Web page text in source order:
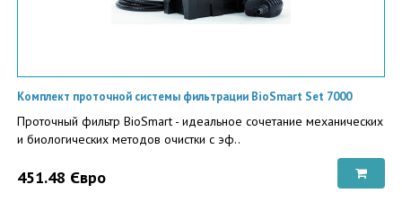
Комплект проточной системы фильтрации BioSmart Set 7000
Проточный фильтр BioSmart - идеальное сочетание механических
и биологических методов очистки с эф..
451.48 Євро